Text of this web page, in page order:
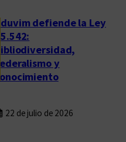
Eduvim defiende la Ley
25.542:
bibliodiversidad,
federalismo y
conocimiento
22 de julio de 2026